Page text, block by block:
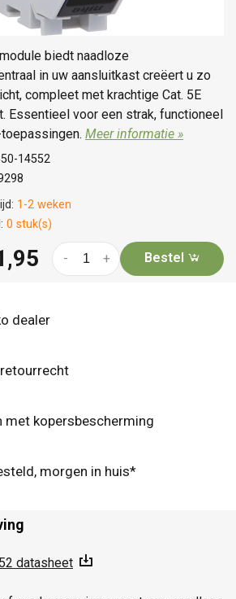
biedt naadloze
in uw aansluitkast creëert u zo
compleet met krachtige Cat. 5E
Essentieel voor een strak, functioneel
Meer informatie »
1-2 weken
0 stuk(s)
14552
+
- Bestel
dealer
met kopersbescherming
morgen in huis*
datasheet